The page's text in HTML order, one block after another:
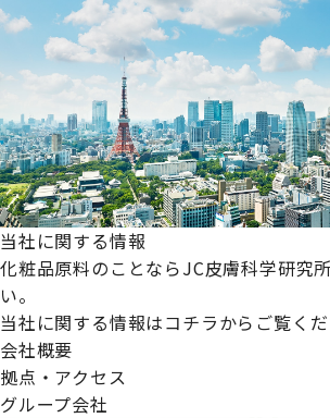
当社に関する情報
化粧品原料のことならJC皮膚科学研究
い。
当社に関する情報はコチラからご覧くだ
会社概要
拠点・アクセス
グループ会社